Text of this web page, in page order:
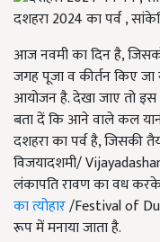
दशहरा 2024 का पर्व ,
आज नवमी का दिन है,
जगह पूजा व कीर्तन किए
आयोजन है. देखा जाए तो इस
बता दें कि आने वाले कल
दशहरा का पर्व है, जिसकी
विजयादशमी/
लंकापति रावण का वध
का त्योहार/Festival of
रूप में मनाया जाता है.